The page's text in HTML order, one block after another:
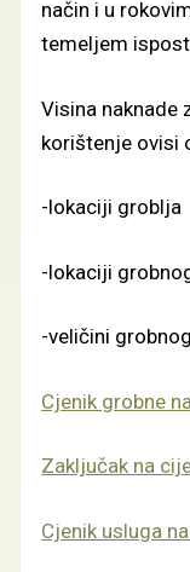
način i u
temeljem
Visina naknade
korištenje ovisi
-lokaciji groblja
-lokaciji
-veličini
Cjenik grobne
Zaključak na
Cjenik usluga